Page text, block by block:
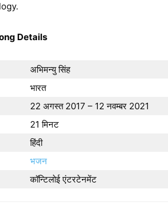
Details
अभिमन्यु सिंह
भारत
22 अगस्त 2017 – 12 नवम्बर 2021
21 मिनट
हिंदी
भजन
कॉन्टिलोई एंटरटेनमेंट